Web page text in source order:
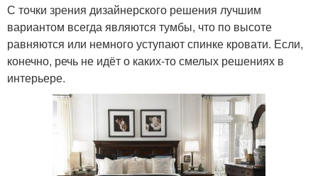
С точки зрения дизайнерского решения лучшим
вариантом всегда являются тумбы, что по высоте
равняются или немного уступают спинке кровати. Если,
конечно, речь не идёт о каких-то смелых решениях в
интерьере.